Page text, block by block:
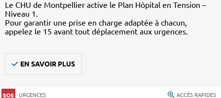
Le CHU de Montpellier active le Plan Hôpital en Tension –
Niveau 1.
Pour garantir une prise en charge adaptée à chacun,
appelez le 15 avant tout déplacement aux urgences.
EN SAVOIR PLUS
URGENCES ACCÈS RAPIDES